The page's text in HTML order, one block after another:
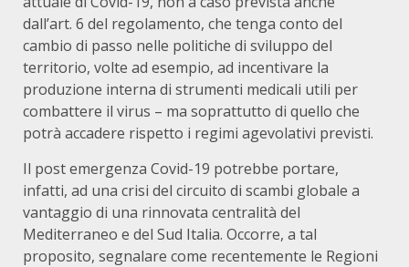
dall’art. 6 del regolamento, che tenga conto del
cambio di passo nelle politiche di sviluppo del
territorio, volte ad esempio, ad incentivare la
produzione interna di strumenti medicali utili per
combattere il virus – ma soprattutto di quello che
potrà accadere rispetto i regimi agevolativi previsti.
Il post emergenza Covid-19 potrebbe portare,
infatti, ad una crisi del circuito di scambi globale a
vantaggio di una rinnovata centralità del
Mediterraneo e del Sud Italia. Occorre, a tal
proposito, segnalare come recentemente le Regioni